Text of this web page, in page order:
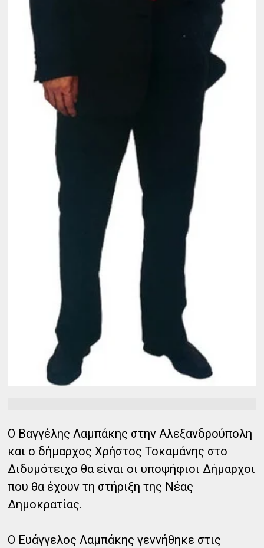
Ο Βαγγέλης Λαμπάκης στην Αλεξανδρούπολη
και ο δήμαρχος Χρήστος Τοκαμάνης στο
Διδυμότειχο θα είναι οι υποψήφιοι Δήμαρχοι
που θα έχουν τη στήριξη της Νέας
Δημοκρατίας.
Ο Ευάγγελος Λαμπάκης γεννήθηκε στις